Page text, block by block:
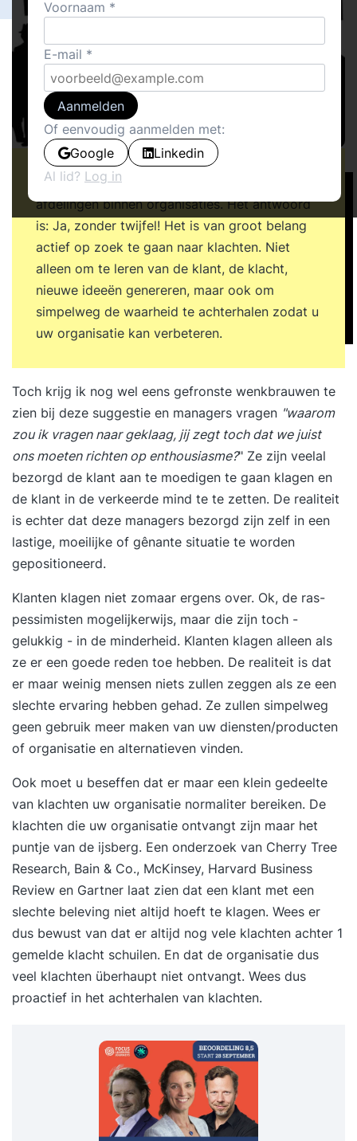
Dit is vraag die speelt bij managers van tal van
afdelingen binnen organisaties. Het antwoord
is: Ja, zonder twijfel! Het is van groot belang
actief op zoek te gaan naar klachten. Niet
alleen om te leren van de klant, de klacht,
nieuwe ideeën genereren, maar ook om
simpelweg de waarheid te achterhalen zodat u
uw organisatie kan verbeteren.
Toch krijg ik nog wel eens gefronste wenkbrauwen te
zien bij deze suggestie en managers vragen "waarom
zou ik vragen naar geklaag, jij zegt toch dat we juist
ons moeten richten op enthousiasme?" Ze zijn veelal
bezorgd de klant aan te moedigen te gaan klagen en
de klant in de verkeerde mind te te zetten. De realiteit
is echter dat deze managers bezorgd zijn zelf in een
lastige, moeilijke of gênante situatie te worden
gepositioneerd.
Klanten klagen niet zomaar ergens over. Ok, de ras-
pessimisten mogelijkerwijs, maar die zijn toch -
gelukkig - in de minderheid. Klanten klagen alleen als
ze er een goede reden toe hebben. De realiteit is dat
er maar weinig mensen niets zullen zeggen als ze een
slechte ervaring hebben gehad. Ze zullen simpelweg
geen gebruik meer maken van uw diensten/producten
of organisatie en alternatieven vinden.
Ook moet u beseffen dat er maar een klein gedeelte
van klachten uw organisatie normaliter bereiken. De
klachten die uw organisatie ontvangt zijn maar het
puntje van de ijsberg. Een onderzoek van Cherry Tree
Research, Bain & Co., McKinsey, Harvard Business
Review en Gartner laat zien dat een klant met een
slechte beleving niet altijd hoeft te klagen. Wees er
dus bewust van dat er altijd nog vele klachten achter 1
gemelde klacht schuilen. En dat de organisatie dus
veel klachten überhaupt niet ontvangt. Wees dus
proactief in het achterhalen van klachten.
Voornaam
E-mail
Aanmelden
Of eenvoudig aanmelden met:
Google
Linkedin
Al lid? Log in